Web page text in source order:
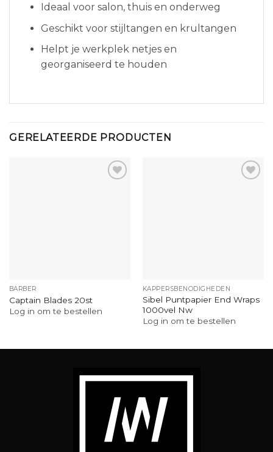
Ideaal voor salon, thuis en onderweg
Geschikt voor stijltangen en krultangen
Helpt je werkplek netjes en
georganiseerd te houden
GERELATEERDE PRODUCTEN
BARBER
Captain Blades 20st
Log in om te bestellen
KAPPERSBENODIGHEDEN
Sibel Puntpapier End Wraps
1000vel Nw
Log in om te bestellen